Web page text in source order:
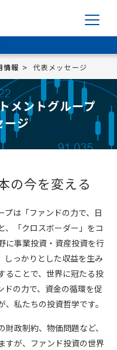
情報 代表メッセージ
メントグループ
ージ
の今を変える
プは「ファンドの力で、日
、「クロスボーダー」をコ
に事業投資・資産投資を行
しっかりとした収益を生み
ることで、世界に冠たる投
ドの力で、資金の循環を促
私たちの投資哲学です。
政制約、物価問題など、
すが、ファンド投資の世界